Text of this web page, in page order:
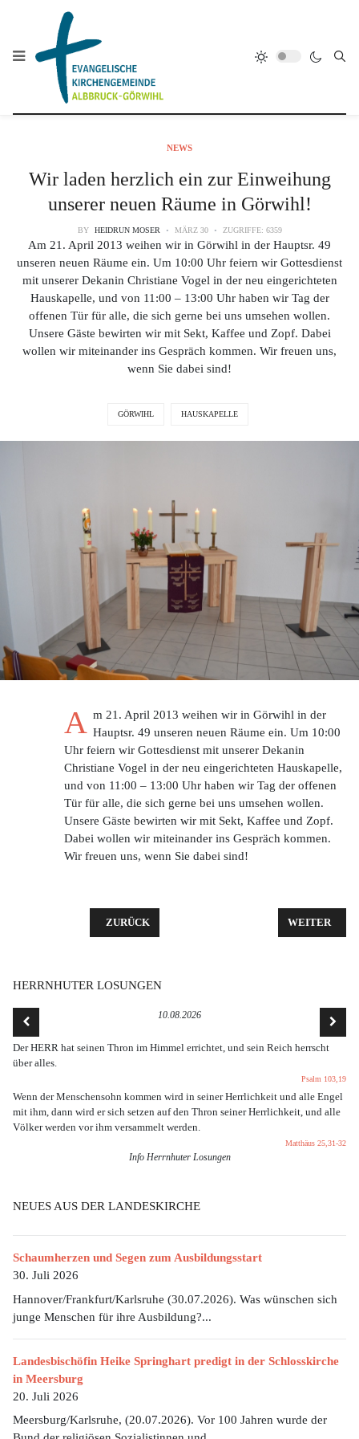
NEWS
Wir laden herzlich ein zur Einweihung
unserer neuen Räume in Görwihl!
BY HEIDRUN MOSER MÄRZ 30 ZUGRIFFE: 6359
Am 21. April 2013 weihen wir in Görwihl in der Hauptsr. 49
unseren neuen Räume ein. Um 10:00 Uhr feiern wir Gottesdienst
mit unserer Dekanin Christiane Vogel in der neu eingerichteten
Hauskapelle, und von 11:00 – 13:00 Uhr haben wir Tag der
offenen Tür für alle, die sich gerne bei uns umsehen wollen.
Unsere Gäste bewirten wir mit Sekt, Kaffee und Zopf. Dabei
wollen wir miteinander ins Gespräch kommen. Wir freuen uns,
wenn Sie dabei sind!
GÖRWIHL HAUSKAPELLE
A m 21. April 2013 weihen wir in Görwihl in der
Hauptsr. 49 unseren neuen Räume ein. Um 10:00
Uhr feiern wir Gottesdienst mit unserer Dekanin
Christiane Vogel in der neu eingerichteten Hauskapelle,
und von 11:00 – 13:00 Uhr haben wir Tag der offenen
Tür für alle, die sich gerne bei uns umsehen wollen.
Unsere Gäste bewirten wir mit Sekt, Kaffee und Zopf.
Dabei wollen wir miteinander ins Gespräch kommen.
Wir freuen uns, wenn Sie dabei sind!
VORHERIGER BEITRAG: ERSTE
ZURÜCK NÄCHSTER
WEITER
HERRNHUTER LOSUNGEN
10.08.2026
Der HERR hat seinen Thron im Himmel errichtet, und sein Reich herrscht
über alles.
Psalm 103,19
Wenn der Menschensohn kommen wird in seiner Herrlichkeit und alle Engel
mit ihm, dann wird er sich setzen auf den Thron seiner Herrlichkeit, und alle
Völker werden vor ihm versammelt werden.
Matthäus 25,31-32
Info Herrnhuter Losungen
NEUES AUS DER LANDESKIRCHE
Schaumherzen und Segen zum Ausbildungsstart
30. Juli 2026
Hannover/Frankfurt/Karlsruhe (30.07.2026). Was wünschen sich
junge Menschen für ihre Ausbildung?...
Landesbischöfin Heike Springhart predigt in der Schlosskirche
in Meersburg
20. Juli 2026
Meersburg/Karlsruhe, (20.07.2026). Vor 100 Jahren wurde der